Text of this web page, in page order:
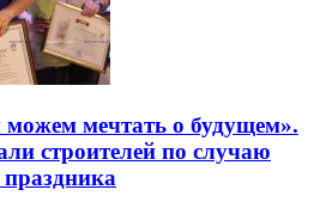
мечтать о будущем».
строителей по случаю